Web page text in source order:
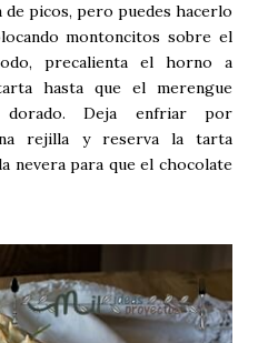
picos, pero puedes hacerlo
montoncitos sobre el
precalienta el horno a
hasta que el merengue
dorado. Deja enfriar por
rejilla y reserva la tarta
nevera para que el chocolate